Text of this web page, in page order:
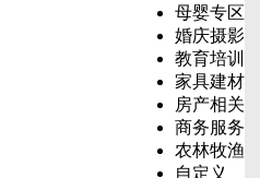
母婴专区
婚庆摄影
教育培训
家具建材
房产相关
商务服务
农林牧渔
自定义